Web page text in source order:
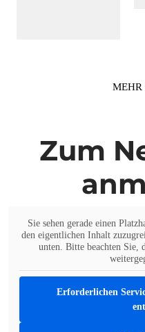
MEHR
Zum
Sie sehen gerade einen
den eigentlichen Inhalt
unten. Bitte beachten Sie,
Erforderlichen